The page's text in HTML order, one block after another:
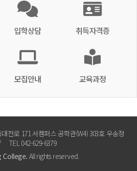
입학상담 취득자격증
모집안내 교육과정
전로 171 서캠퍼스 공학관(W4) 303호 우송정
TEL 042-629-6379
College.All rights reserved.